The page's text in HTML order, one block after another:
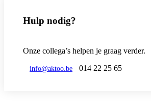
Hulp nodig?
Onze collega’s helpen je graag verder.
info@aktoo.be 014 22 25 65